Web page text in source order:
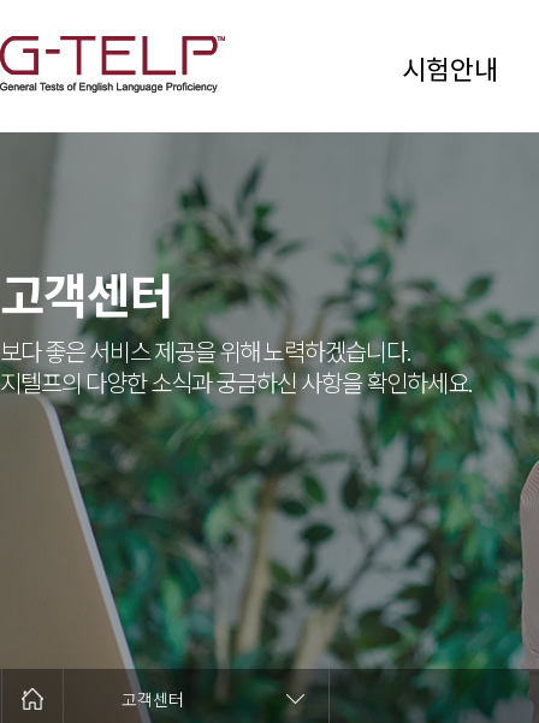
시험안내
고객센터
보다 좋은 서비스 제공을 위해 노력하겠습니다.
지텔프의 다양한 소식과 궁금하신 사항을 확인하세요.
고객센터